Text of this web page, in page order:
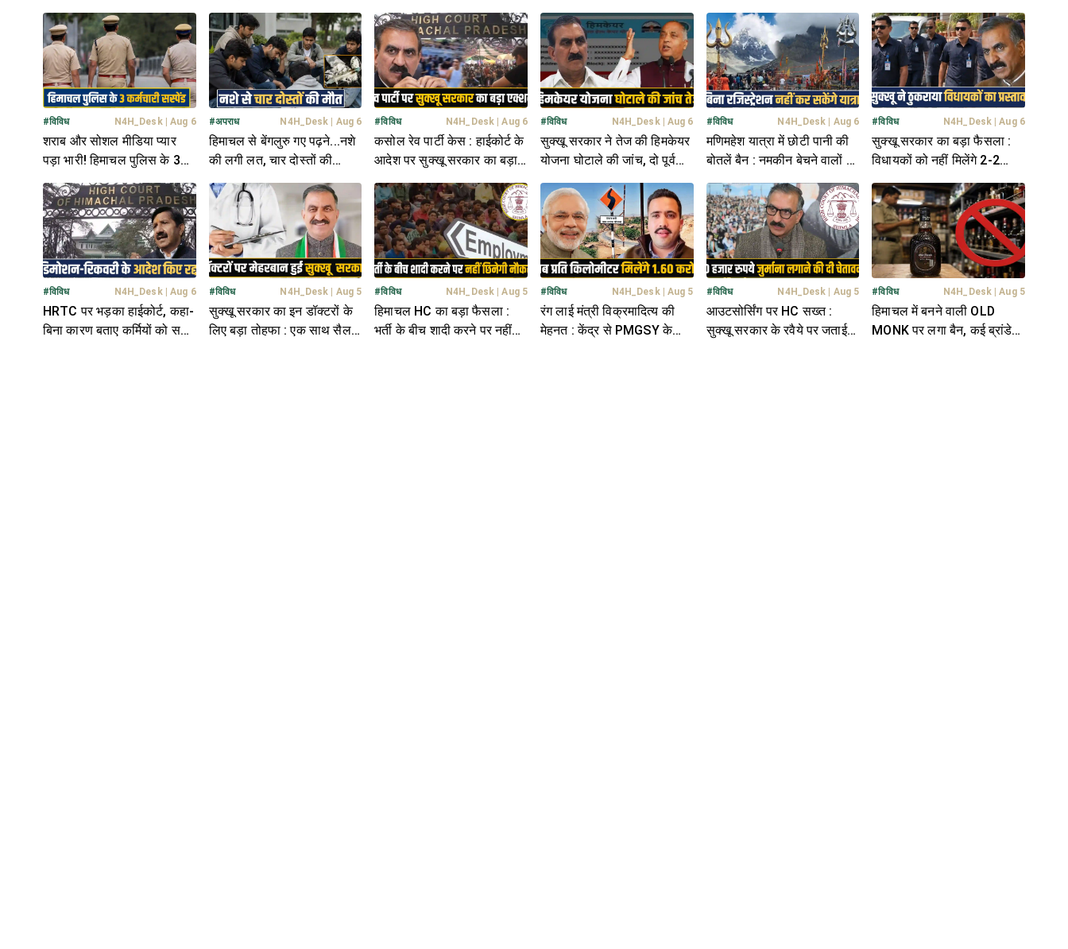
में फंसे कई शिव भक्त
मामले पर जताई चिंता- जानें
आरक्षण से ट्रेनी बाहर
फटकार, मांगा जवाब
फंड, प्रियंका गांधी को दी ग्राउंड
रिपोर्ट
नहीं लगने दी भनक; अब हुआ
बर्खास्त
#विविध N4H_Desk| Aug 6
शराब और सोशल मीडिया प्यार
पड़ा भारी! हिमाचल पुलिस के 3
जवान सस्पेंड; बैठाई जांच
#अपराध N4H_Desk Aug 6
हिमाचल से बेंगलुरु गए पढ़ने...नशे
की लगी लत, चार दोस्तों की
मौ**त- 2 को परिवार ने बचाया
#विविध N4H_Desk Aug 6
कसोल रेव पार्टी केस : हाईकोर्ट के
आदेश पर सुक्खू सरकार का बड़ा
एक्शन- बदल डाले DC-SP
#विविध N4H_Desk| Aug 6
सुक्खू सरकार ने तेज की हिमकेयर
योजना घोटाले की जांच, दो पूर्व
भाजपा मंत्रियों के खंगाले जा रहे
रिकॉर्ड
#विविध N4H_Desk Aug 6
मणिमहेश यात्रा में छोटी पानी की
बोतलें बैन : नमकीन बेचने वालों की
भी लगेगी 'क्लास'
#विविध N4H_Desk Aug 6
सुक्खू सरकार का बड़ा फैसला :
विधायकों को नहीं मिलेंगे 2-2
PSO, फिजूलखर्ची बता टाली बात
#विविध N4H_Desk| Aug 6
HRTC पर भड़का हाईकोर्ट, कहा-
बिना कारण बताए कर्मियों को सजा
#विविध N4H_Desk Aug 5
सुक्खू सरकार का इन डॉक्टरों के
लिए बड़ा तोहफा : एक साथ सैलरी
#विविध N4H_Desk Aug 5
हिमाचल HC का बड़ा फैसला :
भर्ती के बीच शादी करने पर नहीं
#विविध N4H_Desk| Aug 5
रंग लाई मंत्री विक्रमादित्य की
मेहनत : केंद्र से PMGSY के
#विविध N4H_Desk Aug 5
आउटसोर्सिंग पर HC सख्त :
सुक्खू सरकार के रवैये पर जताई
#विविध N4H_Desk Aug 5
हिमाचल में बनने वाली OLD
MONK पर लगा बैन, कई ब्रांडेड